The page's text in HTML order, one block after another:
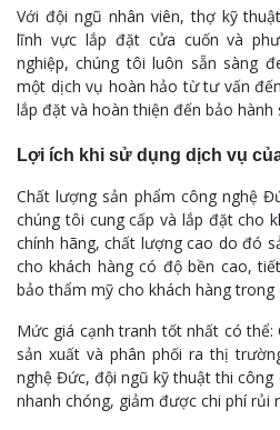
Với đội ngũ nhân viên, thợ kỹ
lĩnh vực lắp đặt cửa cuốn và
nghiệp, chúng tôi luôn sẵn sàng
một dịch vụ hoàn hảo từ tư vấn
lắp đặt và hoàn thiện đến bảo hành
Lợi ích khi sử dụng dịch vụ
Chất lượng sản phẩm công nghệ
chúng tôi cung cấp và lắp đặt cho
chính hãng, chất lượng cao do đó
cho khách hàng có độ bền cao,
bảo thẩm mỹ cho khách hàng trong
Mức giá cạnh tranh tốt nhất có
sản xuất và phân phối ra thị
nghệ Đức, đội ngũ kỹ thuật thi
nhanh chóng, giảm được chi phí rủi